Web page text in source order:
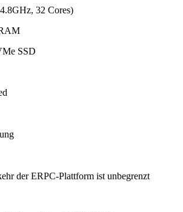
32 Cores)
SSD
der ERPC-Plattform ist unbegrenzt